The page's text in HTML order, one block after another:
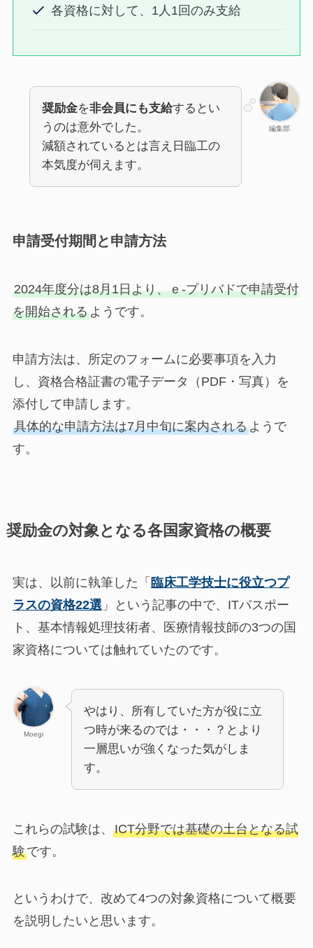
各資格に対して、1人1回のみ支給
編集部
奨励金を非会員にも支給するとい
うのは意外でした。
減額されているとは言え日臨工の
本気度が伺えます。
申請受付期間と申請方法
2024年度分は8月1日より、ｅ-プリバドで申請受付
を開始されるようです。
申請方法は、所定のフォームに必要事項を入力
し、資格合格証書の電子データ（PDF・写真）を
添付して申請します。
具体的な申請方法は7月中旬に案内されるようで
す。
奨励金の対象となる各国家資格の概要
実は、以前に執筆した「 臨床工学技士に役立つプ
ラスの資格22選 」という記事の中で、ITパスポー
ト、基本情報処理技術者、医療情報技師の3つの国
家資格については触れていたのです。
Moegi
やはり、所有していた方が役に立
つ時が来るのでは・・・？とより
一層思いが強くなった気がしま
す。
これらの試験は、 ICT分野では基礎の土台となる試
験です。
というわけで、改めて4つの対象資格について概要
を説明したいと思います。